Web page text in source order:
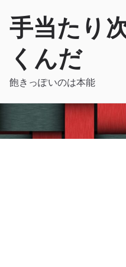
手当たり
くんだ
飽きっぽいのは本能